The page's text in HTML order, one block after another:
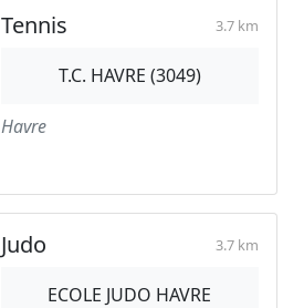
Tennis 3.7 km
T.C. HAVRE (3049)
Havre
Judo 3.7 km
ECOLE JUDO HAVRE